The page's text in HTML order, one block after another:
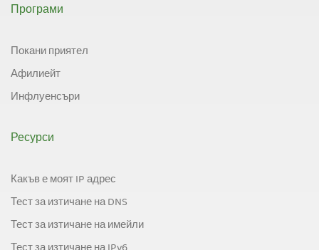
Програми
Покани приятел
Афилиейт
Инфлуенсъри
Ресурси
Какъв е моят IP адрес
Тест за изтичане на DNS
Тест за изтичане на имейли